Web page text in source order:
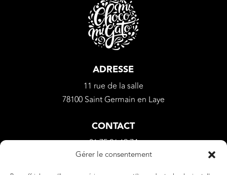
Gérer le consentement
ADRESSE
11 rue de la salle
78100 Saint Germain en Laye
CONTACT
01 75 26 19 74
apolline@michocomigato.com